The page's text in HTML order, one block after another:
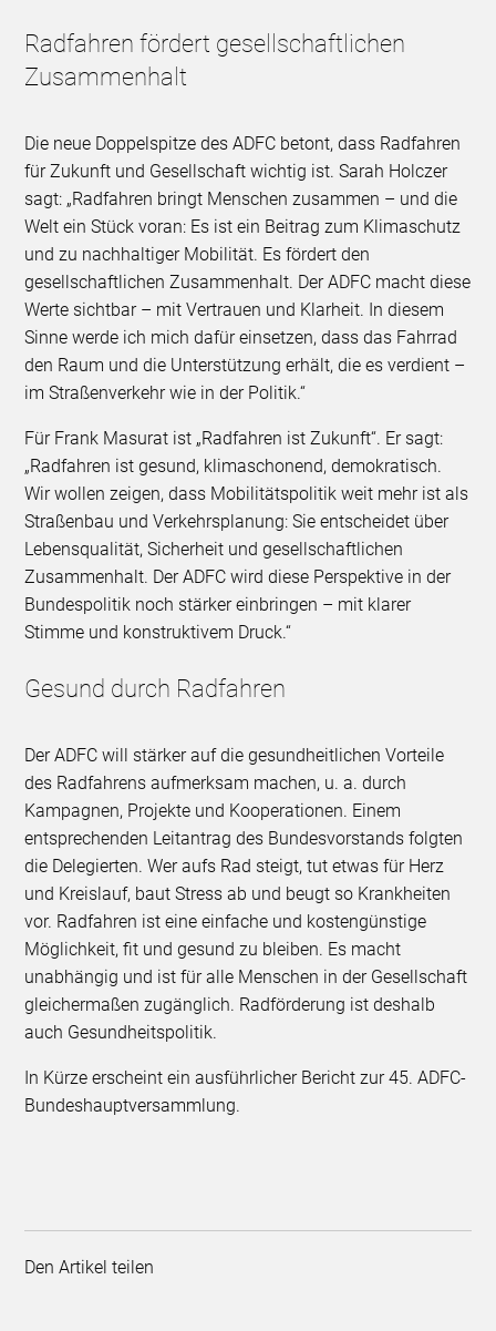
Radfahren fördert gesellschaftlichen
Zusammenhalt
Die neue Doppelspitze des ADFC betont, dass Radfahren
für Zukunft und Gesellschaft wichtig ist. Sarah Holczer
sagt: „Radfahren bringt Menschen zusammen – und die
Welt ein Stück voran: Es ist ein Beitrag zum Klimaschutz
und zu nachhaltiger Mobilität. Es fördert den
gesellschaftlichen Zusammenhalt. Der ADFC macht diese
Werte sichtbar – mit Vertrauen und Klarheit. In diesem
Sinne werde ich mich dafür einsetzen, dass das Fahrrad
den Raum und die Unterstützung erhält, die es verdient –
im Straßenverkehr wie in der Politik.“
Für Frank Masurat ist „Radfahren ist Zukunft“. Er sagt:
„Radfahren ist gesund, klimaschonend, demokratisch.
Wir wollen zeigen, dass Mobilitätspolitik weit mehr ist als
Straßenbau und Verkehrsplanung: Sie entscheidet über
Lebensqualität, Sicherheit und gesellschaftlichen
Zusammenhalt. Der ADFC wird diese Perspektive in der
Bundespolitik noch stärker einbringen – mit klarer
Stimme und konstruktivem Druck.“
Gesund durch Radfahren
Der ADFC will stärker auf die gesundheitlichen Vorteile
des Radfahrens aufmerksam machen, u. a. durch
Kampagnen, Projekte und Kooperationen. Einem
entsprechenden Leitantrag des Bundesvorstands folgten
die Delegierten. Wer aufs Rad steigt, tut etwas für Herz
und Kreislauf, baut Stress ab und beugt so Krankheiten
vor. Radfahren ist eine einfache und kostengünstige
Möglichkeit, fit und gesund zu bleiben. Es macht
unabhängig und ist für alle Menschen in der Gesellschaft
gleichermaßen zugänglich. Radförderung ist deshalb
auch Gesundheitspolitik.
In Kürze erscheint ein ausführlicher Bericht zur 45. ADFC-
Bundeshauptversammlung.
Den Artikel teilen